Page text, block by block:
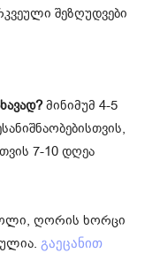
შეზღუდვები
მინიმუმ 4-5
7-10 დღეა
ღორის ხორცი
გაეცანით